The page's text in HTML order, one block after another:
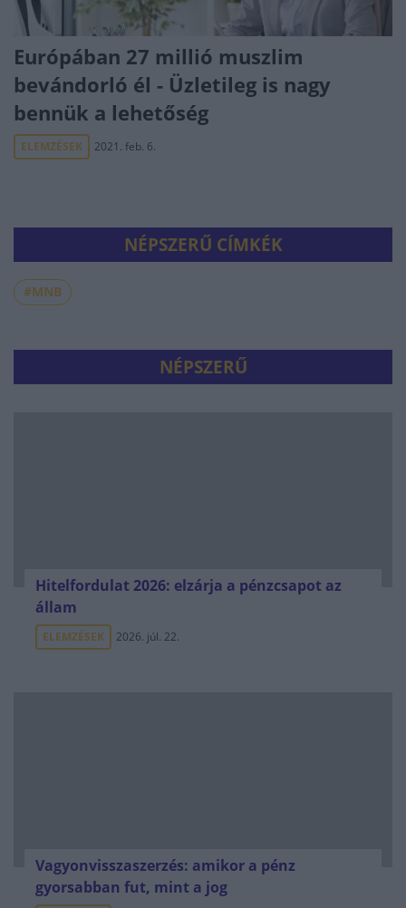
Európában 27 millió muszlim
bevándorló él - Üzletileg is nagy
bennük a lehetőség
ELEMZÉSEK 2021. feb. 6.
NÉPSZERŰ CÍMKÉK
#MNB
NÉPSZERŰ
Hitelfordulat 2026: elzárja a pénzcsapot az
állam
ELEMZÉSEK 2026. júl. 22.
Vagyonvisszaszerzés: amikor a pénz
gyorsabban fut, mint a jog